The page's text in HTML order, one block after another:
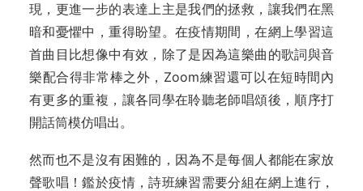
現，更進一步的表達上主是我們的拯救，讓我們在黑
暗和憂懼中，重得盼望。在疫情期間，在網上學習這
首曲目比想像中有效，除了是因為這樂曲的歌詞與音
樂配合得非常棒之外，Zoom練習還可以在短時間內
有更多的重複，讓各同學在聆聽老師唱頌後，順序打
開話筒模仿唱出。
然而也不是沒有困難的，因為不是每個人都能在家放
聲歌唱！鑑於疫情，詩班練習需要分組在網上進行，